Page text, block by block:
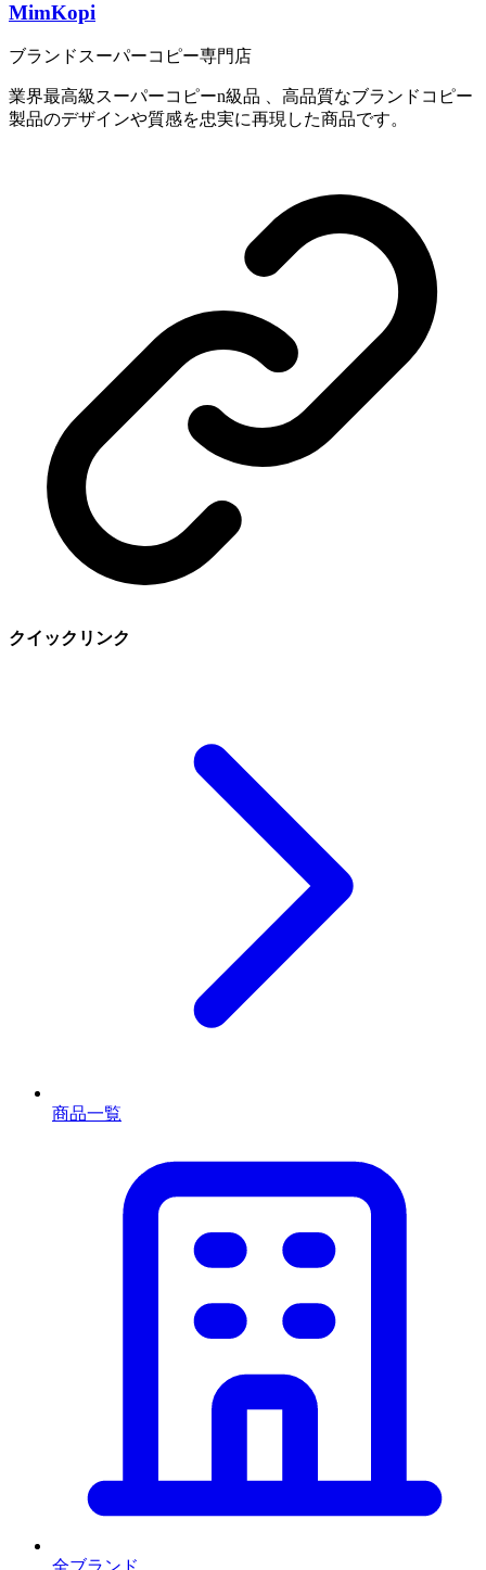
MimKopi
ブランドスーパーコピー専門店
業界最高級スーパーコピーn級品 、高品質なブランドコピー
製品のデザインや質感を忠実に再現した商品です。
クイックリンク
商品一覧